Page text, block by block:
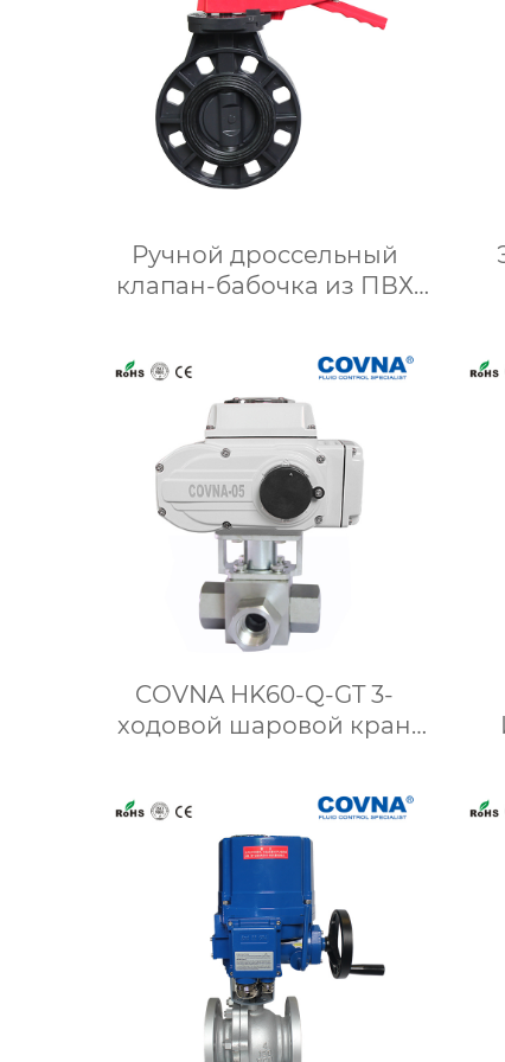
Ручной дроссельный
клапан-бабочка из ПВХ
COVNA HK60-Q-GT 3-
ходовой шаровой кран